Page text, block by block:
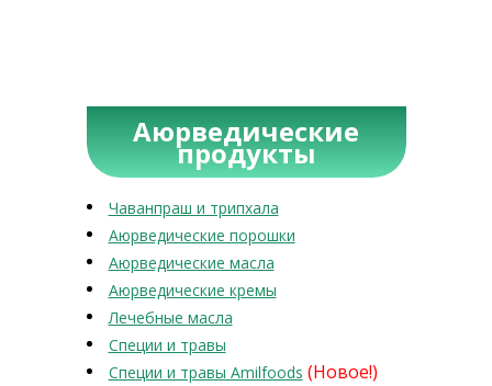
Аюрведические
продукты
Чаванпраш и трипхала
Аюрведические порошки
Аюрведические масла
Аюрведические кремы
Лечебные масла
Специи и травы
Специи и травы Amilfoods (Новое!)